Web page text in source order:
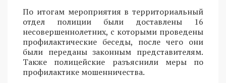
По итогам мероприятия в территориальный
отдел полиции были доставлены 16
несовершеннолетних, с которыми проведены
профилактические беседы, после чего они
были переданы законным представителям.
Также полицейские разъяснили меры по
профилактике мошенничества.